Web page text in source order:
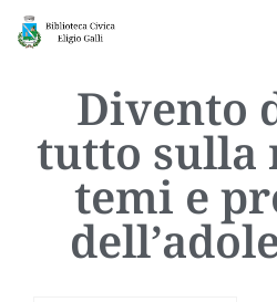
Divento
tutto sulla
temi e